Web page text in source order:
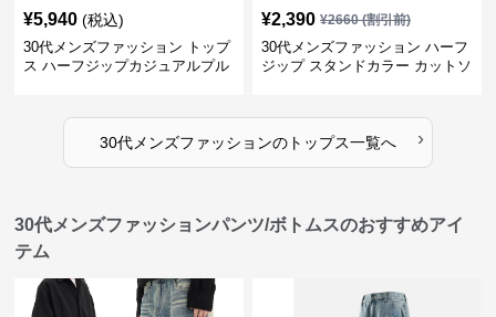
¥5,940 (税込)
30代メンズファッション トップ
ス ハーフジップカジュアルプル
¥2,390 ¥2660(割引前)
30代メンズファッション ハーフ
ジップ スタンドカラー カットソ
30代メンズファッションのトップス一覧へ ›
30代メンズファッションパンツ/ボトムスのおすすめアイ
テム